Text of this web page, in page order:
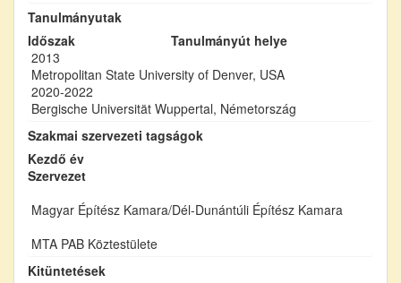
Tanulmányutak
Időszak
Tanulmányút helye
2013
Metropolitan State University of Denver, USA
2020-2022
Bergische Universität Wuppertal, Németország
Szakmai szervezeti tagságok
Kezdő év
Szervezet
Magyar Építész Kamara/Dél-Dunántúli Építész Kamara
MTA PAB Köztestülete
Kitüntetések